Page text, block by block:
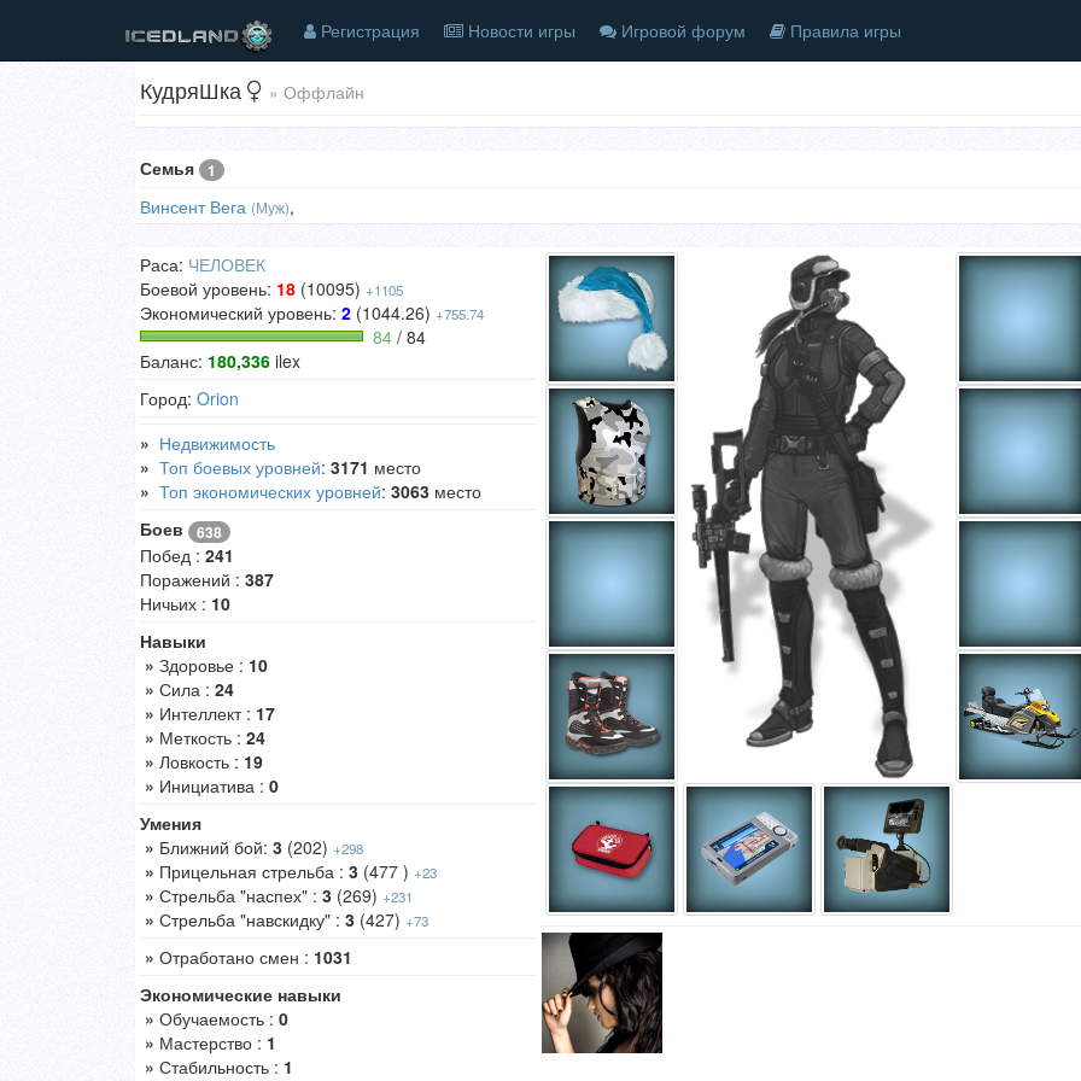
Регистрация Новости игры Игровой форум Правила игры
КудряШка » Оффлайн
Семья 1
Винсент Вега (Муж),
Раса: ЧЕЛОВЕК
Боевой уровень: 18 (10095) +1105
Экономический уровень: 2 (1044.26) +755.74
84 / 84
Баланс: 180,336 ilex
Город: Orion
» Недвижимость
» Топ боевых уровней: 3171 место
» Топ экономических уровней: 3063 место
Боев
638
Побед : 241
Поражений : 387
Ничьих : 10
Навыки
» Здоровье : 10
» Сила : 24
» Интеллект : 17
» Меткость : 24
» Ловкость : 19
» Инициатива : 0
Умения
» Ближний бой: 3 (202) +298
» Прицельная стрельба : 3 (477 ) +23
» Стрельба "наспех" : 3 (269) +231
» Стрельба "навскидку" : 3 (427) +73
» Отработано смен : 1031
Экономические навыки
» Обучаемость : 0
» Мастерство : 1
» Стабильность : 1